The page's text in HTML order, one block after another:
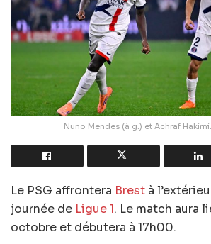
Nuno Mendes (à g.) et Achraf
Le PSG affrontera Brest à
journée de Ligue 1. Le match aura
octobre et débutera à 17h00.